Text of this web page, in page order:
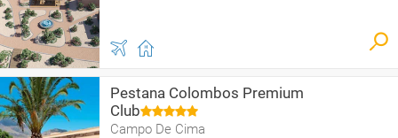
Pestana Colombos Premium
Club
Campo De Cima